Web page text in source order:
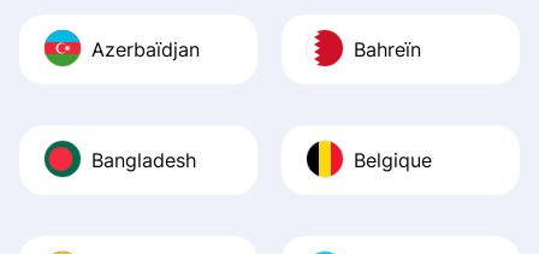
Azerbaïdjan Bahreïn
Bangladesh Belgique